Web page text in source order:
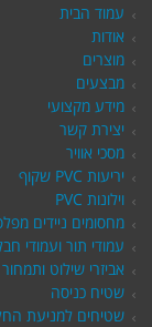
עמוד הבית
אודות
מוצרים
מבצעים
מידע מקצועי
יצירת קשר
מסכי אוויר
יריעות PVC שקוף
וילונות PVC
מחסומים ניידים
עמודי תור ועמודי
אביזרי שילוט ותמחור
שטיח כניסה
שטיחים למניעת